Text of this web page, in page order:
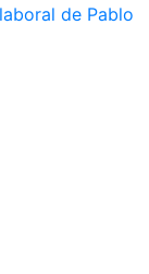
de Pablo